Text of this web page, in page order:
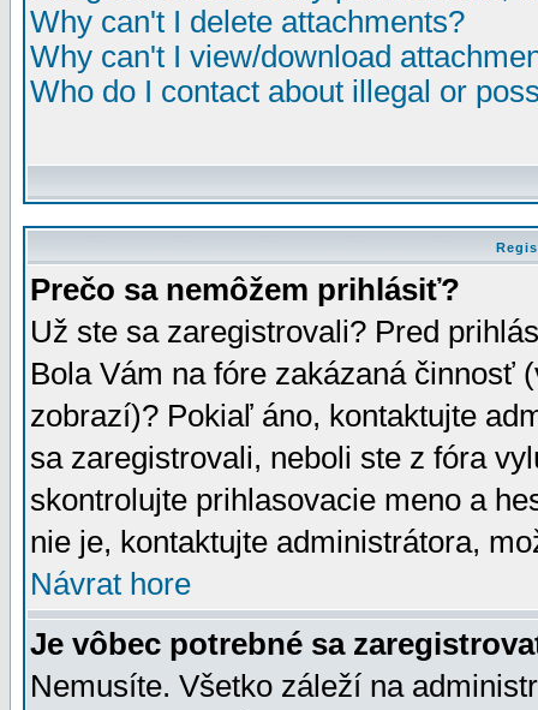
Why can't I delete attachments?
Why can't I view/download
Who do I contact about illegal or
Prečo sa nemôžem prihlásiť?
Už ste sa zaregistrovali? Pred
Bola Vám na fóre zakázaná činnosť
zobrazí)? Pokiaľ áno, kontaktujte
sa zaregistrovali, neboli ste z fóra
skontrolujte prihlasovacie meno a
nie je, kontaktujte administrátora,
Návrat hore
Je vôbec potrebné sa
Nemusíte. Všetko záleží na